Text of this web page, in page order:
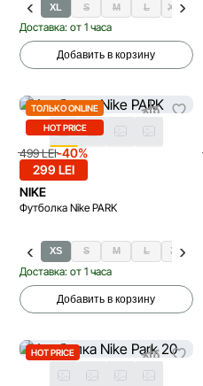
XL S M L XXL
Доставка: от 1 часа
Добавить в корзину
ТОЛЬКО ONLINE
HOT PRICE
499 LEI-40%
299 LEI
NIKE
Футболка Nike PARK
XS S M L XL
Доставка: от 1 часа
Добавить в корзину
HOT PRICE